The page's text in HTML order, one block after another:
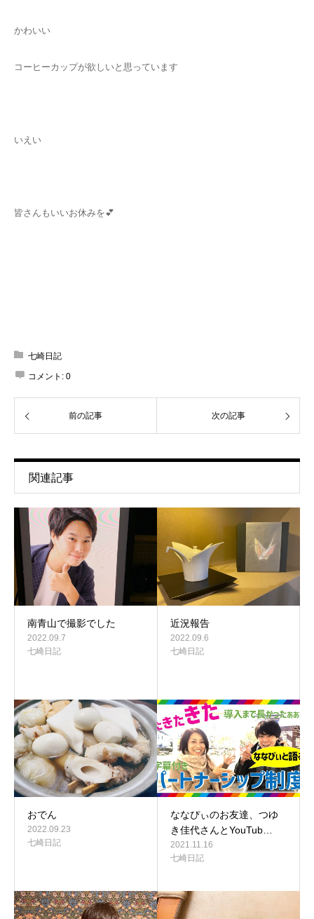
かわいい
コーヒーカップが欲しいと思っています
いえい
皆さんもいいお休みを💕
七崎日記
コメント: 0
前の記事 次の記事
関連記事
南青山で撮影でした
2022.09.7
七崎日記
近況報告
2022.09.6
七崎日記
おでん
2022.09.23
七崎日記
ななぴぃのお友達、つゆ
き佳代さんとYouTub…
2021.11.16
七崎日記